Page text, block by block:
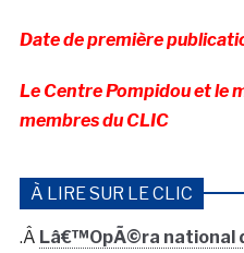
Date de première
Le Centre Pompidou et le
membres du CLIC
À LIRE SUR LE CLIC
.Â Lâ€™OpÃ©ra national